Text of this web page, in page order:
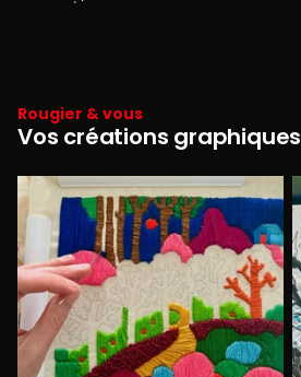
Rougier & vous
Vos créations graphiques